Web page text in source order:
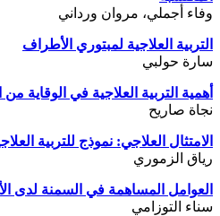
وفاء أجملي، مروان ورداني
التربية العلاجية لمبتوري الأطراف
سارة حولبي
أهمية التربية العلاجية في الوقاية
نجاة صاريح
الامتثال العلاجي: نموذج للتربية
رياق الزموري
العوامل المساهمة في السمنة لدى
سناء التوزامي